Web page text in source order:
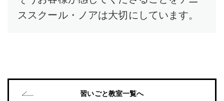
ススクール・ノアは大切にしています。
習いごと教室一覧へ